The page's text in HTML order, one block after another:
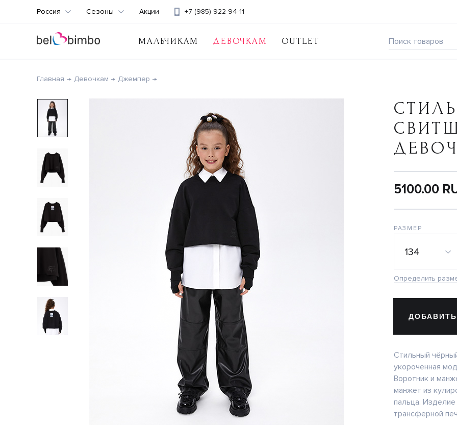
МАЛЬЧИКАМ ДЕВОЧКАМ OUTLET
+7 (985) 922-94-11
Россия Сезоны Акции
Главная Девочкам Джемпер
5100.00
РАЗМЕР
134
Определить
Стильный
укороченная
Воротник и
манжет из
пальца.
трансферной